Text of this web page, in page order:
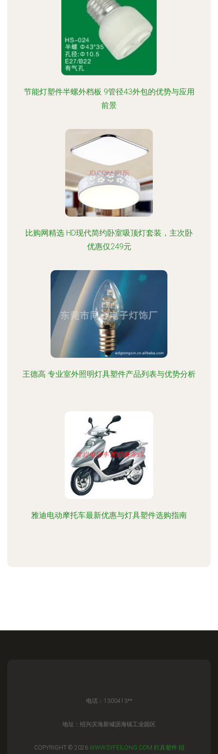
节能灯塑件半螺外档板 9管径43外包的优势与应用
前景
比购网精选 HD现代简约卧室吸顶灯套装，主次卧
优惠仅249元
王德高 专业室外照明灯具塑件产品列表与优势分析
雅迪电动摩托车最新优惠与灯具塑件选购指南
电话：1300413**
地址：绍兴滨海新城沥海镇工业园区
COPYRIGHT © 2026 WWW.SYFEILONG.COM 灯具塑件 绍